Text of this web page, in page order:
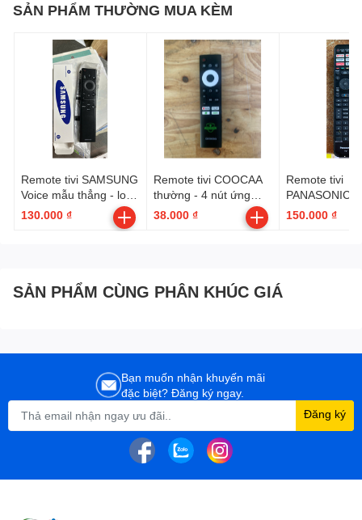
* Yêu cầu ghép nối. Vui
lòng ghép nối với TV
của bạn trước khi sử
dụng.
Để ghép nối điều khiển
từ xa:
Nhấn và giữ các nút
"home" và "OK" trên
điều khiển từ xa của
bạn cùng một lúc.
2. Giữ điều khiển từ xa
SẢN PHẨM THƯỜNG MUA KÈM
Remote tivi SAMSUNG
Voice mẫu thẳng - loại
tốt --- có hộp ( BN59-
130.000 ₫
Remote tivi COOCAA
thường - 4 nút ứng
dụng
38.000 ₫
Remote tivi
PANASONIC
6 nút ứng
150.000 ₫
SẢN PHẨM CÙNG PHÂN KHÚC GIÁ
Bạn muốn nhận khuyến mãi
đặc biệt? Đăng ký ngay.
Đăng ký